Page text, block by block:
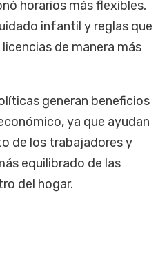
horarios más flexibles,
infantil y reglas que
de manera más
generan beneficios
ya que ayudan
de los trabajadores y
equilibrado de las
del hogar.